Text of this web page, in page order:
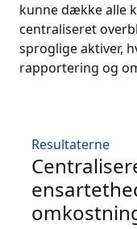
kunne dække alle
centraliseret
sproglige aktiver,
rapportering og
Resultaterne